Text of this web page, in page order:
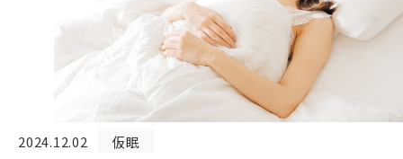
2024.12.02 仮眠